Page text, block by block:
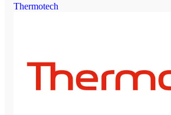
Thermotech